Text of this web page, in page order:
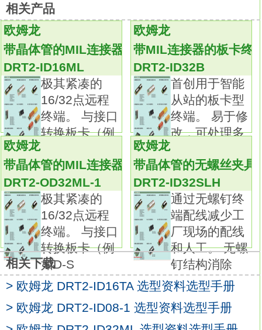
内部结构采用广受好评的V系列的结构，实现
高精度和长寿命。
安装也和V系列相同。
可在汽车、 农业机械、大型家电、 办公设备等
有耐环境性要求的场合使用DRT2-ID32ML-1种
类：安全限位开关 （带强制断开动作装置）。
传动杆：滚珠柱塞型（金属滚珠）。
电缆长度：3m。
电缆拉出方向：垂直。
内置开关：1NC/1NO（慢动型）。
世界上最小型的安全限位开关。
世界上最小的强制断开构造开关（4接点结构
型）。
高灵敏度安全限位开关。
2接点/4接点型内置开关可供选择DRT2-
ID32ML-1。
防护等级：IP67。种类：3接点及MBB接点开
关（带强制断开构造）。
传动杆：单侧悬臂滚珠型（垂直）。
导管尺寸：单导管型，Pg13.5。
相关产品
欧姆龙
带晶体管的MIL连接器终端
DRT2-ID16ML
极其紧凑的
16/32点远程
终端。 与接口
转换板卡（例
欧姆龙
带MIL连接器的板卡终
DRT2-ID32B
首创用于智能
从站的板卡型
终端。 易于修
改，可处理多
欧姆龙
带晶体管的MIL连接器终端
DRT2-OD32ML-1
极其紧凑的
16/32点远程
终端。 与接口
转换板卡（例
如D-S
欧姆龙
带晶体管的无螺丝夹具
DRT2-ID32SLH
通过无螺钉终
端配线减少工
厂现场的配线
和人工。 无螺
钉结构消除
相关下载
> 欧姆龙 DRT2-ID16TA 选型资料选型手册
> 欧姆龙 DRT2-ID08-1 选型资料选型手册